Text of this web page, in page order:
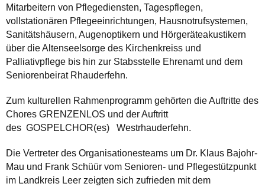
Mitarbeitern von Pflegediensten, Tagespflegen,
vollstationären Pflegeeinrichtungen, Hausnotrufsystemen,
Sanitätshäusern, Augenoptikern und Hörgeräteakustikern
über die Altenseelsorge des Kirchenkreiss und
Palliativpflege bis hin zur Stabsstelle Ehrenamt und dem
Seniorenbeirat Rhauderfehn.
Zum kulturellen Rahmenprogramm gehörten die Auftritte des
Chores GRENZENLOS und der Auftritt
des GOSPELCHOR(es) Westrhauderfehn.
Die Vertreter des Organisationesteams um Dr. Klaus Bajohr-
Mau und Frank Schüür vom Senioren- und Pflegestützpunkt
im Landkreis Leer zeigten sich zufrieden mit dem